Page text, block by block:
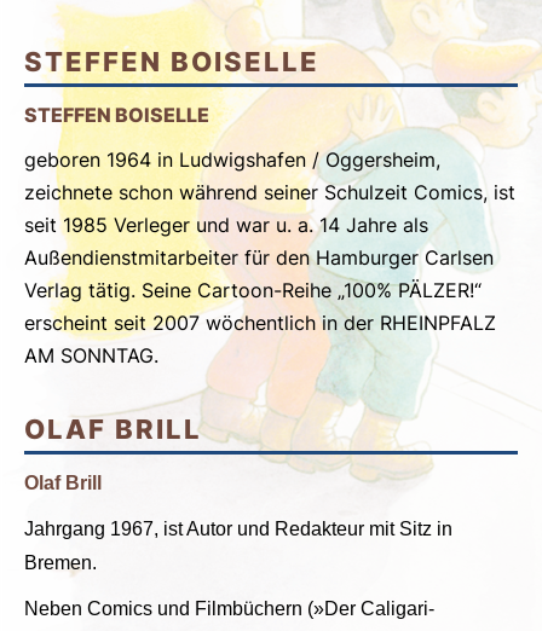
STEFFEN BOISELLE
STEFFEN BOISELLE
geboren 1964 in Ludwigshafen / Oggersheim,
zeichnete schon während seiner Schulzeit Comics, ist
seit 1985 Verleger und war u. a. 14 Jahre als
Außendienstmitarbeiter für den Hamburger Carlsen
Verlag tätig. Seine Cartoon-Reihe „100% PÄLZER!“
erscheint seit 2007 wöchentlich in der RHEINPFALZ
AM SONNTAG.
OLAF BRILL
Olaf Brill
Jahrgang 1967, ist Autor und Redakteur mit Sitz in
Bremen.
Neben Comics und Filmbüchern (»Der Caligari-